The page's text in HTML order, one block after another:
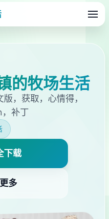
的牧场生活
，获取，心情得，
补丁
下载
多